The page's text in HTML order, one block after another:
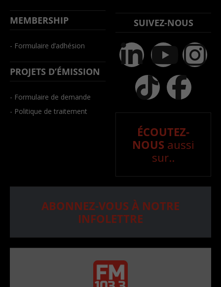
MEMBERSHIP
- Formulaire d’adhésion
PROJETS D’ÉMISSION
- Formulaire de demande
- Politique de traitement
SUIVEZ-NOUS
ÉCOUTEZ-
NOUS aussi
sur..
ABONNEZ-VOUS À NOTRE
INFOLETTRE